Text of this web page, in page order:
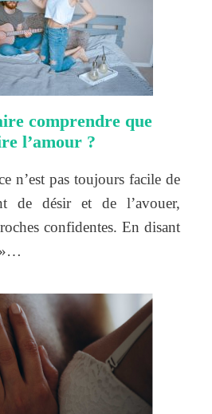
comprendre que
l’amour ?
n’est pas toujours facile de
de désir et de l’avouer,
confidentes. En disant
»…